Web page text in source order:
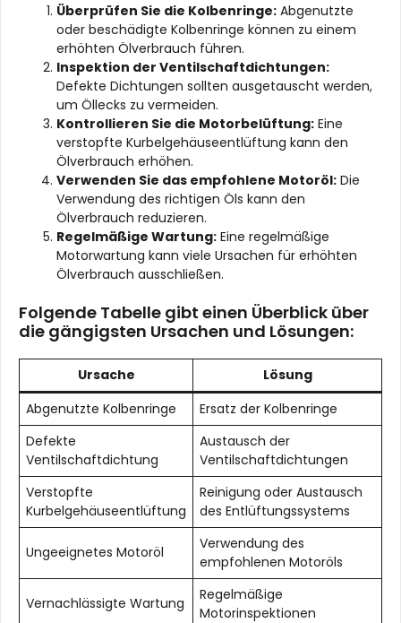
Überprüfen Sie die Kolbenringe: Abgenutzte
oder beschädigte Kolbenringe können zu einem
erhöhten Ölverbrauch führen.
Inspektion der Ventilschaftdichtungen:
Defekte Dichtungen sollten ausgetauscht werden,
um Öllecks zu vermeiden.
Kontrollieren Sie die Motorbelüftung: Eine
verstopfte Kurbelgehäuseentlüftung kann den
Ölverbrauch erhöhen.
Verwenden Sie das empfohlene Motoröl: Die
Verwendung des richtigen Öls kann den
Ölverbrauch reduzieren.
Regelmäßige Wartung: Eine regelmäßige
Motorwartung kann viele Ursachen für erhöhten
Ölverbrauch ausschließen.
Folgende Tabelle gibt einen Überblick über
die gängigsten Ursachen und Lösungen:
Ursache
Lösung
Abgenutzte Kolbenringe
Ersatz der Kolbenringe
Defekte
Ventilschaftdichtung
Austausch der
Ventilschaftdichtungen
Verstopfte
Kurbelgehäuseentlüftung
Reinigung oder Austausch
des Entlüftungssystems
Ungeeignetes Motoröl
Verwendung des
empfohlenen Motoröls
Vernachlässigte Wartung
Regelmäßige
Motorinspektionen